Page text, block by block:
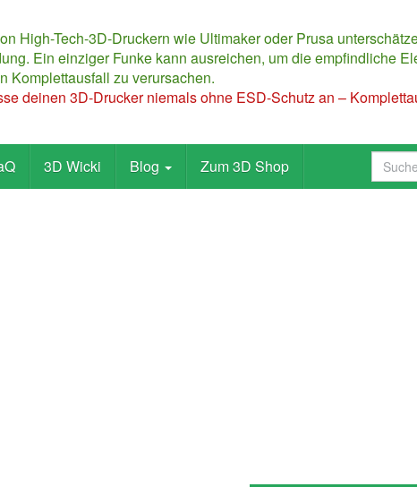
High-Tech-3D-Druckern wie Ultimaker oder Prusa
Ein einziger Funke kann ausreichen, um die empfindliche
Komplettausfall zu verursachen.
deinen 3D-Drucker niemals ohne ESD-Schutz an –
3D Wicki Blog Zum 3D Shop